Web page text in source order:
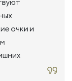
очки и